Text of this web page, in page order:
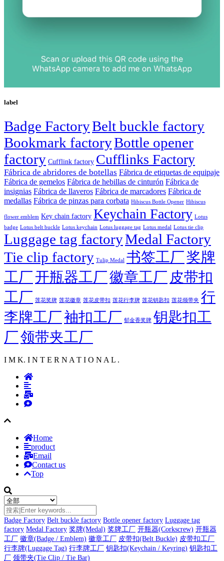
label
Badge FactoryBelt buckle factory
Bookmark factoryBottle opener
factory Cufflink factory Cufflinks Factory
Fábrica de abridores de botellas Fábrica de etiquetas de equipaje
Fábrica de gemelos Fábrica de hebillas de cinturón Fábrica de
insignias Fábrica de llaveros Fábrica de marcadores Fábrica de
medallas Fábrica de pinzas para corbata Hibiscus Bottle Opener Hibiscus
flower emblem Key chain factory Keychain Factory Lotus
badge Lotus belt buckle Lotus keychain Lotus luggage tag Lotus medal Lotus tie clip
Luggage tag factoryMedal Factory
Tie clip factory Tulip Medal 书签工厂奖牌
工厂开瓶器工厂徽章工厂 皮带扣
工厂 莲花奖牌 莲花徽章 莲花皮带扣 莲花行李牌 莲花钥匙扣 莲花领带夹 行
李牌工厂袖扣工厂 郁金香奖牌 钥匙扣工
厂领带夹工厂
I M K. I N T E R N A T I O N A L .
Home
product
Email
Contact us
Top
Badge Factory Belt buckle factory Bottle opener factory Luggage tag
factory Medal Factory 奖牌(Medal) 奖牌工厂 开瓶器(Corkscrew) 开瓶器
工厂 徽章(Badge / Emblem) 徽章工厂 皮带扣(Belt Buckle) 皮带扣工厂
行李牌(Luggage Tag) 行李牌工厂 钥匙扣(Keychain / Keyring) 钥匙扣工
厂 领带夹(Tie Clip / Tie Bar)